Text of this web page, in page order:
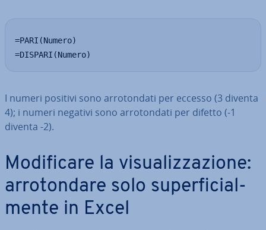
=PARI(Numero)
=DISPARI(Numero)
I numeri positivi sono ar­ro­ton­da­ti per eccesso (3 diventa
4); i numeri negativi sono ar­ro­ton­da­ti per difetto (-1
diventa -2).
Mo­di­fi­ca­re la vi­sua­liz­za­zio­ne:
ar­ro­ton­da­re solo su­per­fi­cial­
men­te in Excel